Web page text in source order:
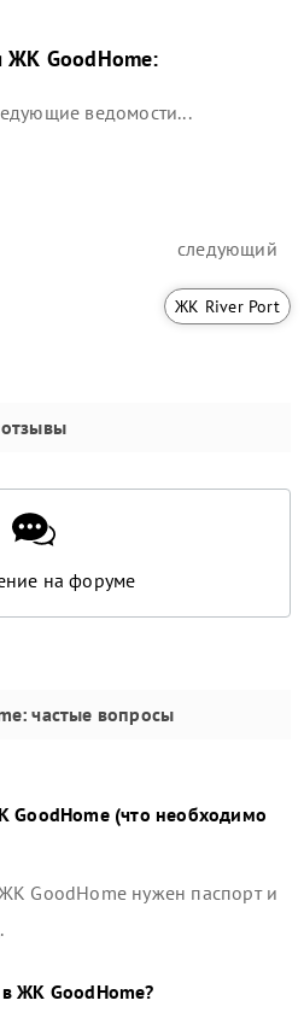
ЖК GoodHome:
ведомости...
следующий
ЖК River Port
отзывы
на форуме
: частые вопросы
GoodHome(что необходимо
GoodHome нужен паспорт и
вЖК GoodHome?